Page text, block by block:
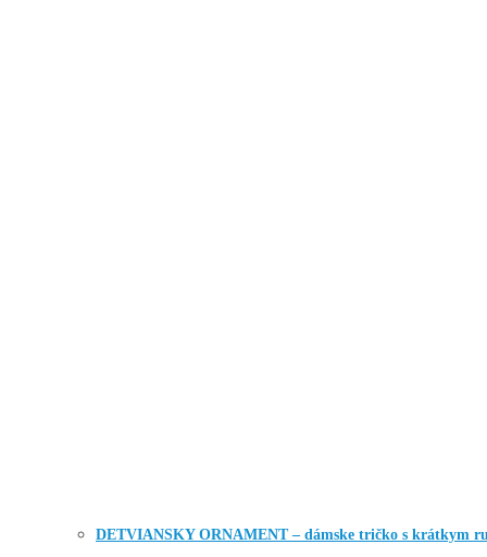
DETVIANSKY ORNAMENT – dámske tričko s krátkym